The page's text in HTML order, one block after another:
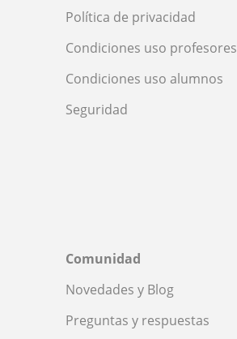
Política de privacidad
Condiciones uso profesores
Condiciones uso alumnos
Seguridad
Comunidad
Novedades y Blog
Preguntas y respuestas